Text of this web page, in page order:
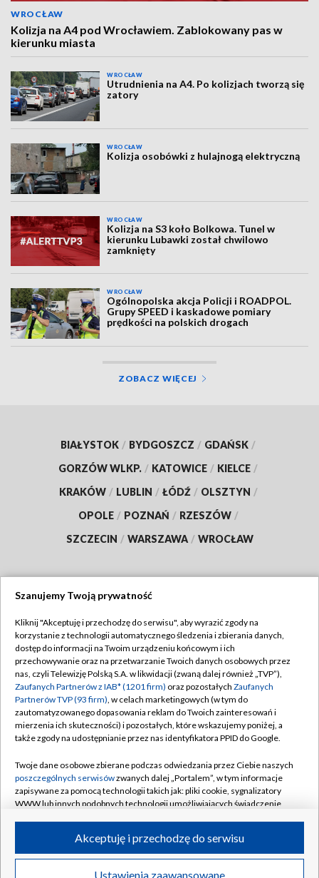
WROCŁAW
Kolizja na A4 pod Wrocławiem. Zablokowany pas w
kierunku miasta
WROCŁAW
Utrudnienia na A4. Po kolizjach tworzą się
zatory
WROCŁAW
Kolizja osobówki z hulajnogą elektryczną
WROCŁAW
Kolizja na S3 koło Bolkowa. Tunel w
kierunku Lubawki został chwilowo
zamknięty
WROCŁAW
Ogólnopolska akcja Policji i ROADPOL.
Grupy SPEED i kaskadowe pomiary
prędkości na polskich drogach
ZOBACZ WIĘCEJ
BIAŁYSTOK / BYDGOSZCZ / GDAŃSK /
GORZÓW WLKP. / KATOWICE / KIELCE /
KRAKÓW / LUBLIN / ŁÓDŹ / OLSZTYN /
OPOLE / POZNAŃ / RZESZÓW /
SZCZECIN / WARSZAWA / WROCŁAW
TVP
Abonament TVP
Emisja w TVP
Centrum informacji TVP
Naziemna Telewizja Cyfrowa
Rada Programowa
System NOS
Informacje o nadawcy
Program dla prasy
Regulamin TVP
Polityka prywatności
Moje zgody
Pomoc
Kontakt
Kanały
©2026 Telewizja Polska S.A. w likwidacji
Szanujemy Twoją prywatność
Kliknij "Akceptuję i przechodzę do serwisu", aby wyrazić zgody na
korzystanie z technologii automatycznego śledzenia i zbierania danych,
dostęp do informacji na Twoim urządzeniu końcowym i ich
przechowywanie oraz na przetwarzanie Twoich danych osobowych przez
nas, czyli Telewizję Polską S.A. w likwidacji (zwaną dalej również „TVP”),
Zaufanych Partnerów z IAB* (1201 firm) oraz pozostałych Zaufanych
Partnerów TVP (93 firm), w celach marketingowych (w tym do
zautomatyzowanego dopasowania reklam do Twoich zainteresowań i
mierzenia ich skuteczności) i pozostałych, które wskazujemy poniżej, a
także zgody na udostępnianie przez nas identyfikatora PPID do Google.
Twoje dane osobowe zbierane podczas odwiedzania przez Ciebie naszych
poszczególnych serwisówzwanych dalej „Portalem”, w tym informacje
zapisywane za pomocą technologii takich jak: pliki cookie, sygnalizatory
WWW lub innych podobnych technologii umożliwiających świadczenie
ruchu w Internecie.
Twoje dane osobowe zbierane podczas odwiedzania przez Ciebie
Ustawienia zaawansowane
Akceptuję i przechodzę do serwisu